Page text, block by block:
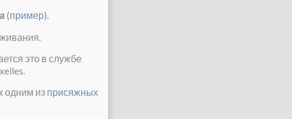
(пример).
это в службе
одним из присяжных